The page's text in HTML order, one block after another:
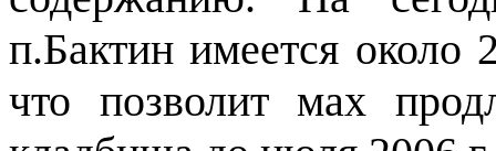
п.Бактин имеется около
что позволит мах